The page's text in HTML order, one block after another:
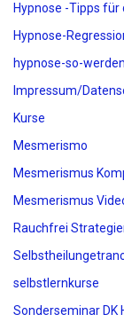
Hypnose -Tipps für
Hypnose-
hypnose-so-
Impressum/
Kurse
Mesmerismo
Mesmerismus
Mesmerismus
Rauchfrei
selbstlernkurse
Sonderseminar DK